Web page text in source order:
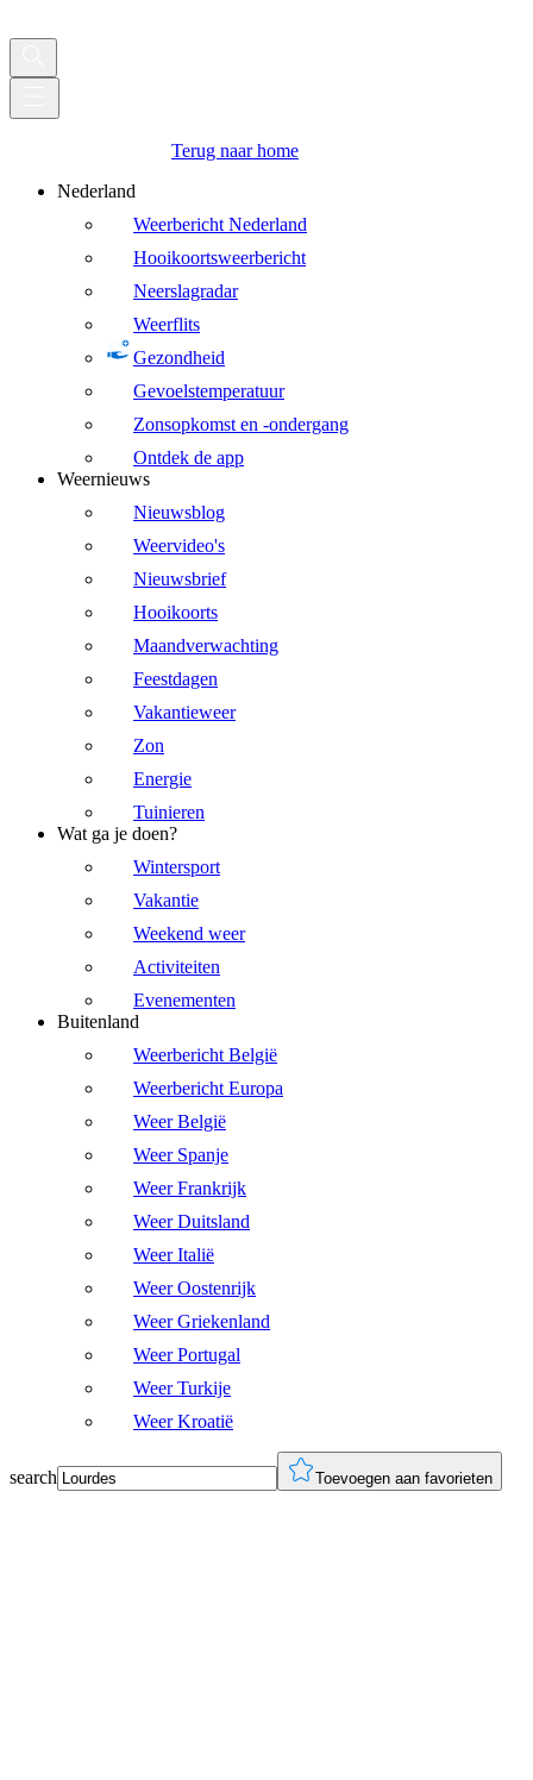
Terug naar home
Nederland
Weerbericht Nederland
Hooikoortsweerbericht
Neerslagradar
Weerflits
Gezondheid
Gevoelstemperatuur
Zonsopkomst en -ondergang
Ontdek de app
Weernieuws
Nieuwsblog
Weervideo's
Nieuwsbrief
Hooikoorts
Maandverwachting
Feestdagen
Vakantieweer
Zon
Energie
Tuinieren
Wat ga je doen?
Wintersport
Vakantie
Weekend weer
Activiteiten
Evenementen
Buitenland
Weerbericht België
Weerbericht Europa
Weer België
Weer Spanje
Weer Frankrijk
Weer Duitsland
Weer Italië
Weer Oostenrijk
Weer Griekenland
Weer Portugal
Weer Turkije
Weer Kroatië
search Toevoegen aan favorieten